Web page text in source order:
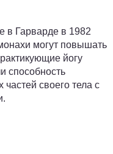
в Гарварде в 1982
могут повышать
йогу
способность
своего тела с